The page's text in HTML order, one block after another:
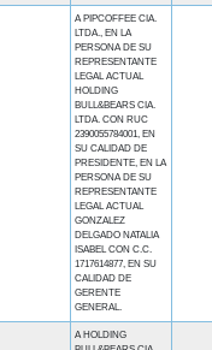
A PIPCOFFEE CIA.
LTDA., EN LA
PERSONA DE SU
REPRESENTANTE
LEGAL ACTUAL
HOLDING
BULL&BEARS CIA.
LTDA. CON RUC
2390055784001, EN
SU CALIDAD DE
PRESIDENTE, EN LA
PERSONA DE SU
REPRESENTANTE
LEGAL ACTUAL
GONZALEZ
DELGADO NATALIA
ISABEL CON C.C.
1717614877, EN SU
CALIDAD DE
GERENTE
GENERAL.
A HOLDING